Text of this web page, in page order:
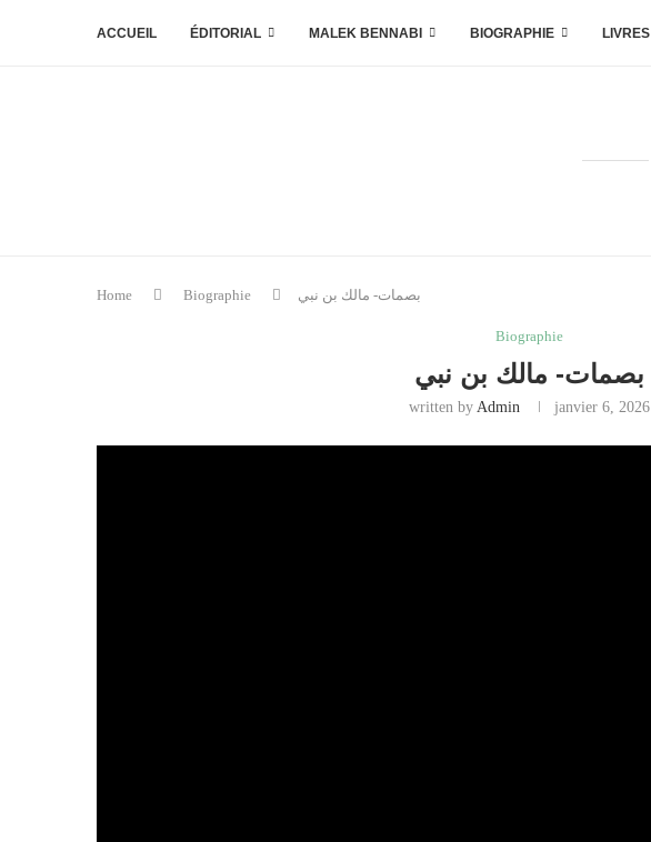
ACCUEIL ÉDITORIAL MALEK BENNABI BIOGRAPHIE LIVRES
Home Biographie بصمات- مالك بن نبي
Biographie
بصمات- مالك بن نبي
written byAdmin janvier 6, 2026